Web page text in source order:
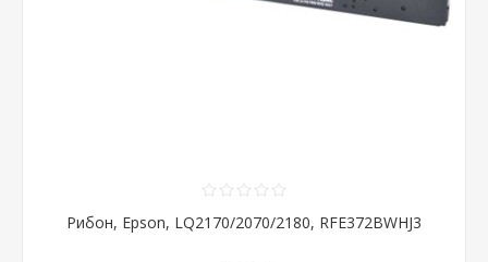
Рибон, Epson, LQ2170/2070/2180, RFE372BWHJ3